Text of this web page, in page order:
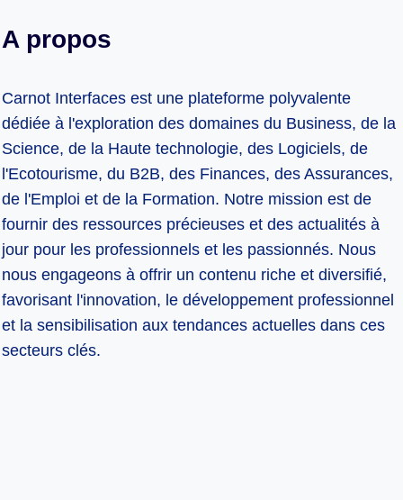
A propos
Carnot Interfaces est une plateforme polyvalente
dédiée à l'exploration des domaines du Business, de la
Science, de la Haute technologie, des Logiciels, de
l'Ecotourisme, du B2B, des Finances, des Assurances,
de l'Emploi et de la Formation. Notre mission est de
fournir des ressources précieuses et des actualités à
jour pour les professionnels et les passionnés. Nous
nous engageons à offrir un contenu riche et diversifié,
favorisant l'innovation, le développement professionnel
et la sensibilisation aux tendances actuelles dans ces
secteurs clés.